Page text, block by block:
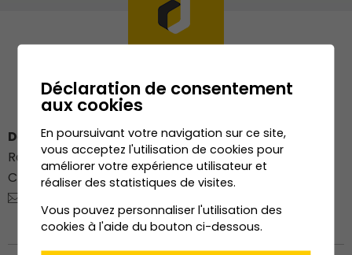
Dénériaz Construction Bois SA
Route du Stade 76
CH-
1912Leytron
Déclaration de consentement
aux cookies
En poursuivant votre navigation sur ce site,
vous acceptez l'utilisation de cookies pour
améliorer votre expérience utilisateur et
réaliser des statistiques de visites.
Vous pouvez personnaliser l'utilisation des
cookies à l'aide du bouton ci-dessous.